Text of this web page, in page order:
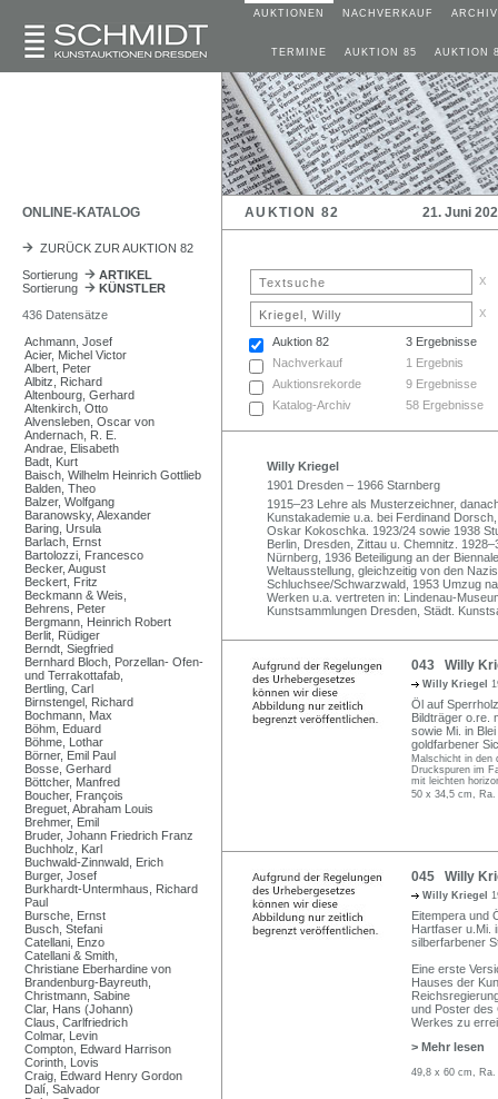
AUKTIONEN NACHVERKAUF ARCHIV
TERMINE AUKTION 85 AUKTION
ONLINE-KATALOG AUKTION 82 21. Juni
ZURÜCK ZUR AUKTION 82
Sortierung
ARTIKEL
Sortierung
KÜNSTLER
436 Datensätze
Achmann, Josef
Acier, Michel Victor
Albert, Peter
Albitz, Richard
Altenbourg, Gerhard
Altenkirch, Otto
Alvensleben, Oscar von
Andernach, R. E.
Andrae, Elisabeth
Badt, Kurt
Baisch, Wilhelm Heinrich Gottlieb
Balden, Theo
Balzer, Wolfgang
Baranowsky, Alexander
Baring, Ursula
Barlach, Ernst
Bartolozzi, Francesco
Becker, August
Beckert, Fritz
Beckmann & Weis,
Behrens, Peter
Bergmann, Heinrich Robert
Berlit, Rüdiger
Berndt, Siegfried
Bernhard Bloch, Porzellan- Ofen-
und Terrakottafab,
Bertling, Carl
Birnstengel, Richard
Bochmann, Max
Böhm, Eduard
Böhme, Lothar
Börner, Emil Paul
Bosse, Gerhard
Böttcher, Manfred
Boucher, François
Breguet, Abraham Louis
Brehmer, Emil
Bruder, Johann Friedrich Franz
Buchholz, Karl
Buchwald-Zinnwald, Erich
Burger, Josef
Burkhardt-Untermhaus, Richard
Paul
Bursche, Ernst
Busch, Stefani
Catellani, Enzo
Catellani & Smith,
Christiane Eberhardine von
Brandenburg-Bayreuth,
Christmann, Sabine
Clar, Hans (Johann)
Claus, Carlfriedrich
Colmar, Levin
Compton, Edward Harrison
Corinth, Lovis
Craig, Edward Henry Gordon
Dalí, Salvador
x
x
Auktion 82
3 Ergebnisse
Nachverkauf
1 Ergebnis
Auktionsrekorde
9 Ergebnisse
Katalog-Archiv
58 Ergebnisse
Willy Kriegel
1901 Dresden – 1966 Starnberg
1915–23 Lehre als Musterzeichner,
Kunstakademie u.a. bei Ferdinand
Oskar Kokoschka. 1923/24 sowie 1938
Berlin, Dresden, Zittau u. Chemnitz.
Nürnberg, 1936 Beteiligung an der
Weltausstellung, gleichzeitig von den
Schluchsee/Schwarzwald, 1953 Umzug
Werken u.a. vertreten in: Lindenau-
Kunstsammlungen Dresden, Städt.
043 Willy
Willy Kriegel
Öl auf
Bildträger o.re.
sowie Mi. in
goldfarbener
Malschicht in den
Druckspuren im
mit leichten
50 x 34,5 cm,
045 Willy
Willy Kriegel
Eitempera und
Hartfaser u.Mi.
silberfarbener
Eine erste
Hauses der
und Poster des
Werkes zu
> Mehr lesen
49,8 x 60 cm,